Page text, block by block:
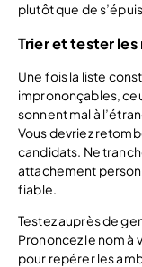
plutôt que de
Trier et tester les
Une fois la liste
imprononçables,
sonnent mal à
Vous devriez
candidats. Ne
attachement
fiable.
Testez auprès de
Prononcez le nom à
pour repérer les